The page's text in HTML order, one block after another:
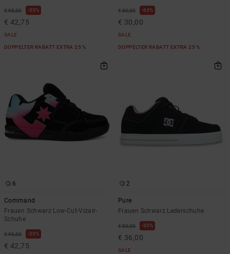
€ 95,00 55%
€ 42,75
SALE
DOPPELTER RABATT EXTRA 25 %
€ 80,00 63%
€ 30,00
SALE
DOPPELTER RABATT EXTRA 25 %
6
Command
Frauen Schwarz Low-Cut-Vizair-
Schuhe
€ 95,00 55%
€ 42,75
2
Pure
Frauen Schwarz Lederschuhe
€ 80,00 55%
€ 36,00
SALE